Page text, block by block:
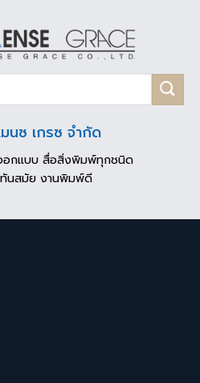
นซ เกรซ จำกัด
อกแบบ สื่อสิ่งพิมพ์ทุกชนิด
นสมัย งานพิมพ์ดี